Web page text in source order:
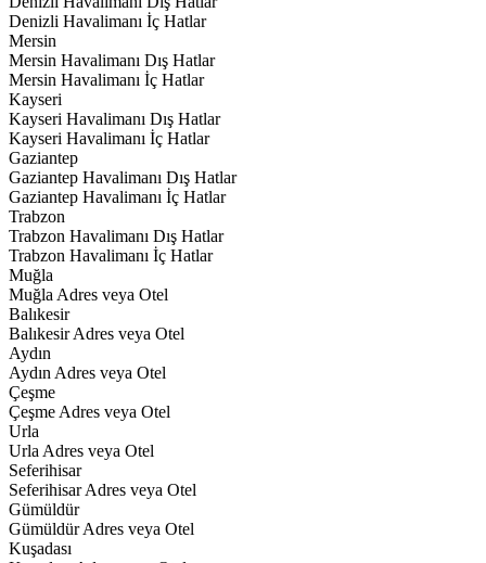
Denizli Havalimanı İç Hatlar
Mersin
Mersin Havalimanı Dış Hatlar
Mersin Havalimanı İç Hatlar
Kayseri
Kayseri Havalimanı Dış Hatlar
Kayseri Havalimanı İç Hatlar
Gaziantep
Gaziantep Havalimanı Dış Hatlar
Gaziantep Havalimanı İç Hatlar
Trabzon
Trabzon Havalimanı Dış Hatlar
Trabzon Havalimanı İç Hatlar
Muğla
Muğla Adres veya Otel
Balıkesir
Balıkesir Adres veya Otel
Aydın
Aydın Adres veya Otel
Çeşme
Çeşme Adres veya Otel
Urla
Urla Adres veya Otel
Seferihisar
Seferihisar Adres veya Otel
Gümüldür
Gümüldür Adres veya Otel
Kuşadası